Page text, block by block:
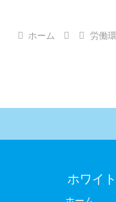
ホーム 労働
ホワイ